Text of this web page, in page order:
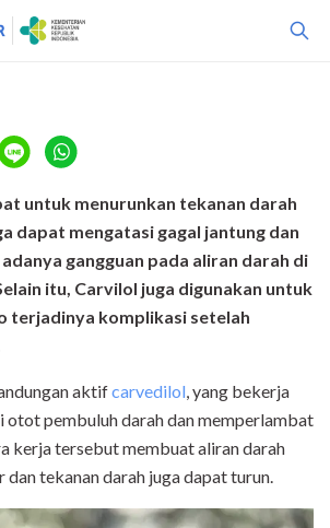
untuk menurunkan tekanan darah
dapat mengatasi gagal jantung dan
gangguan pada aliran darah di
itu, Carvilol juga digunakan untuk
terjadinya komplikasi setelah
aktifcarvedilol, yang bekerja
otot pembuluh darah dan memperlambat
kerja tersebut membuat aliran darah
dan tekanan darah juga dapat turun.